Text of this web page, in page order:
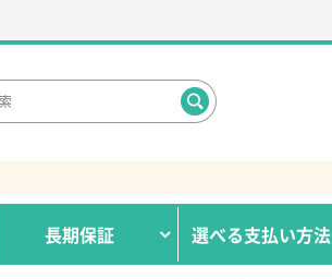
長期保証 選べる支払い方法